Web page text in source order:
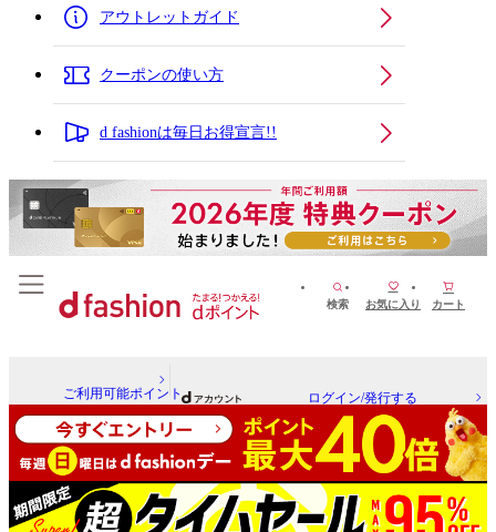
アウトレットガイド
クーポンの使い方
d fashionは毎日お得宣言!!
検索 お気に入り カート
ご利用可能ポイント ログイン/発行する